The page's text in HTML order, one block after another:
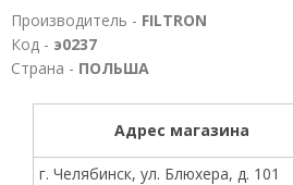
Производитель - FILTRON
Код - э0237
Страна - ПОЛЬША
Адрес магазина
г. Челябинск, ул. Блюхера, д. 101